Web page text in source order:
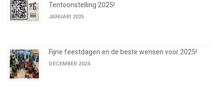
Tentoonstelling 2025!
JANUARI 2025
Fijne feestdagen en de beste wensen voor 2025!
DECEMBER 2024